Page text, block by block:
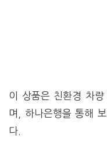
이 상품은 친환경 차
며, 하나은행을 통해
다.